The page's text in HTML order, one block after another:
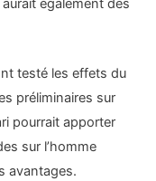
également des
testé les effets du
préliminaires sur
pourrait apporter
sur l’homme
avantages.